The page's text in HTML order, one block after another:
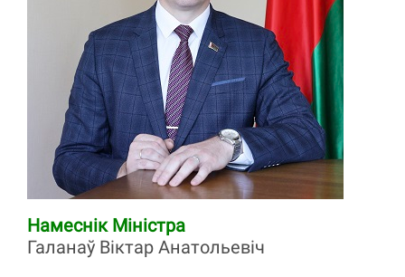
Намеснік Міністра
Галанаў Віктар Анатольевіч